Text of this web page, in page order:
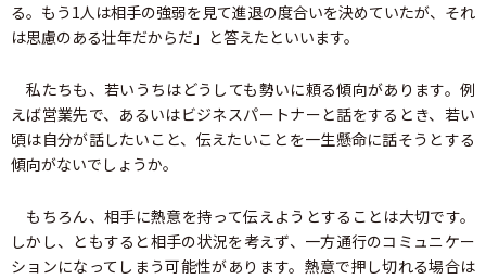
る。もう1人は相手の強弱を見て進退の度合いを決めていたが、それ
は思慮のある壮年だからだ」と答えたといいます。
私たちも、若いうちはどうしても勢いに頼る傾向があります。例
えば営業先で、あるいはビジネスパートナーと話をするとき、若い
頃は自分が話したいこと、伝えたいことを一生懸命に話そうとする
傾向がないでしょうか。
もちろん、相手に熱意を持って伝えようとすることは大切です。
しかし、ともすると相手の状況を考えず、一方通行のコミュニケー
ションになってしまう可能性があります。熱意で押し切れる場合は